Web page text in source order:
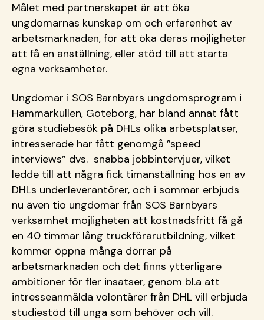
Målet med partnerskapet är att öka
ungdomarnas kunskap om och erfarenhet av
arbetsmarknaden, för att öka deras möjligheter
att få en anställning, eller stöd till att starta
egna verksamheter.
Ungdomar i SOS Barnbyars ungdomsprogram i
Hammarkullen, Göteborg, har bland annat fått
göra studiebesök på DHLs olika arbetsplatser,
intresserade har fått genomgå ”speed
interviews” dvs. snabba jobbintervjuer, vilket
ledde till att några fick timanställning hos en av
DHLs underleverantörer, och i sommar erbjuds
nu även tio ungdomar från SOS Barnbyars
verksamhet möjligheten att kostnadsfritt få gå
en 40 timmar lång truckförarutbildning, vilket
kommer öppna många dörrar på
arbetsmarknaden och det finns ytterligare
ambitioner för fler insatser, genom bl.a att
intresseanmälda volontärer från DHL vill erbjuda
studiestöd till unga som behöver och vill.